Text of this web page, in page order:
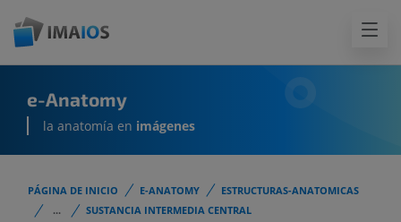
e-Anatomy
la anatomía en imágenes
PÁGINA DE INICIO E-ANATOMY
ESTRUCTURAS-ANATOMICAS
...
SUSTANCIA INTERMEDIA CENTRAL